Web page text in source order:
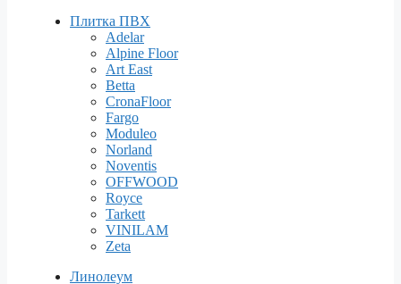
Плитка ПВХ
Adelar
Alpine Floor
Art East
Betta
CronaFloor
Fargo
Moduleo
Norland
Noventis
OFFWOOD
Royce
Tarkett
VINILAM
Zeta
Линолеум